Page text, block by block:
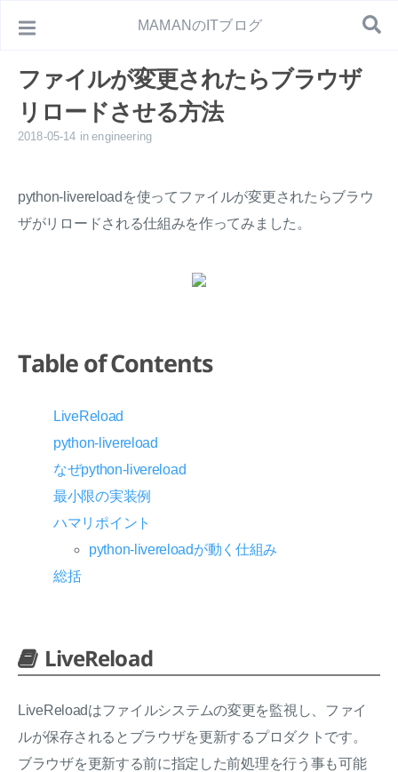
MAMANのITブログ
ファイルが変更されたらブラウザ
リロードさせる方法
2018-05-14 in engineering
python-livereloadを使ってファイルが変更されたらブラウ
ザがリロードされる仕組みを作ってみました。
Table of Contents
LiveReload
python-livereload
なぜpython-livereload
最小限の実装例
ハマリポイント
python-livereloadが動く仕組み
総括
LiveReload
LiveReloadはファイルシステムの変更を監視し、ファイ
ルが保存されるとブラウザを更新するプロダクトです。
ブラウザを更新する前に指定した前処理を行う事も可能